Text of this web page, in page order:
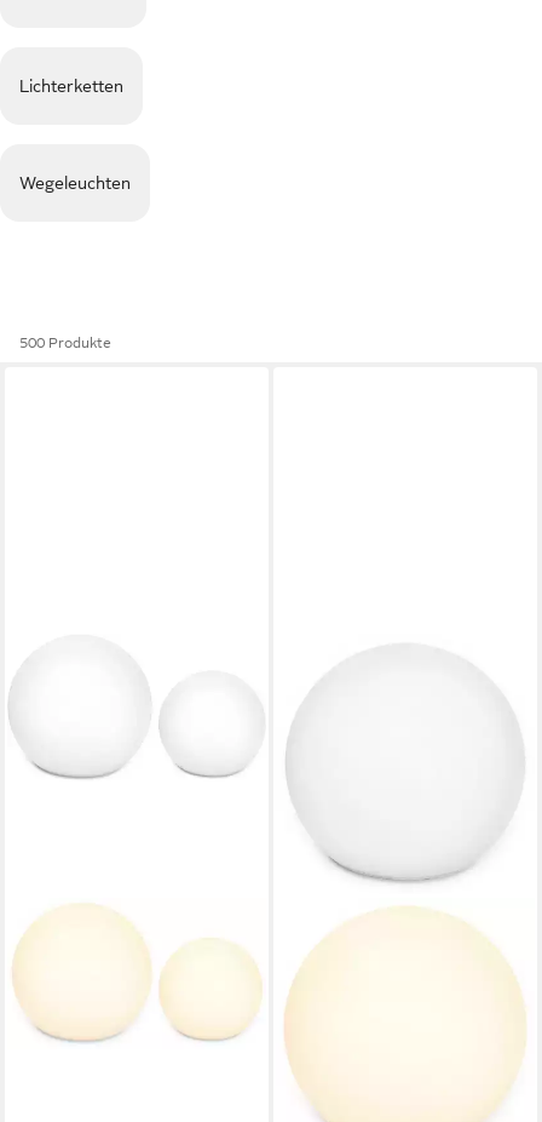
Lichterketten
Wegeleuchten
500 Produkte